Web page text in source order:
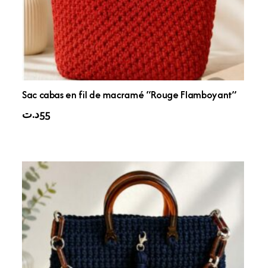
Sac cabas en fil de macramé “Rouge Flamboyant”
55د.ت